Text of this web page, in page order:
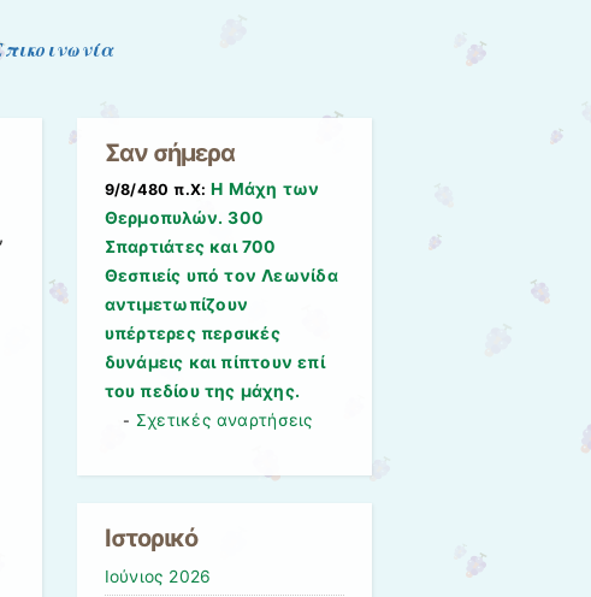
Σαν σήμερα
9/8/480 π.Χ: Η Μάχη των
Θερμοπυλών. 300
Σπαρτιάτες και 700
Θεσπιείς υπό τον Λεωνίδα
αντιμετωπίζουν
υπέρτερες περσικές
δυνάμεις και πίπτουν επί
του πεδίου της μάχης.
- Σχετικές αναρτήσεις
Ιστορικό
Ιούνιος 2026